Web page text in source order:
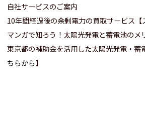
自社サービスのご案内
10年間経過後の余剰電力の買取サービス【
マンガで知ろう！太陽光発電と蓄電池のメ
東京都の補助金を活用した太陽光発電・蓄
ちらから】